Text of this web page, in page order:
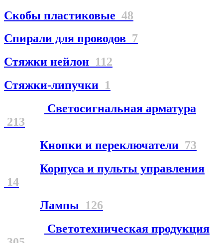
Скобы пластиковые 48
Спирали для проводов 7
Стяжки нейлон 112
Стяжки-липучки 1
Светосигнальная арматура
213
Кнопки и переключатели 73
Корпуса и пульты управления
14
Лампы 126
Светотехническая продукция